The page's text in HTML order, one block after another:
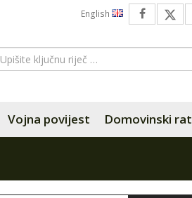
English
Vojna povijest Domovinski rat